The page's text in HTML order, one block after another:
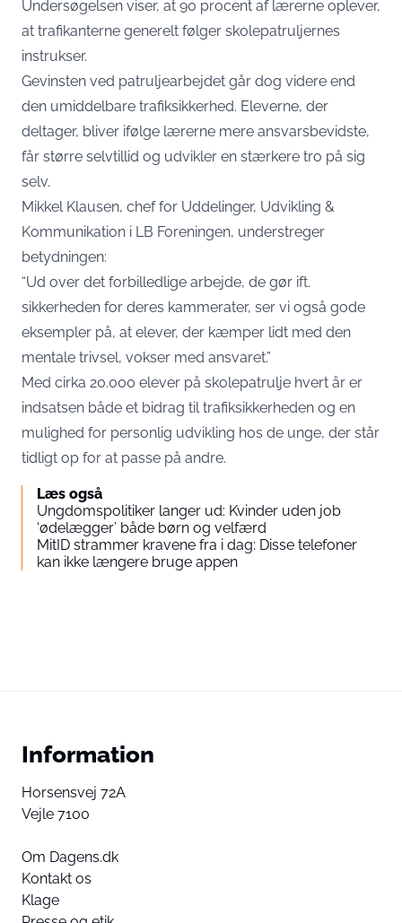
Undersøgelsen viser, at 90 procent af lærerne oplever,
at trafikanterne generelt følger skolepatruljernes
instrukser.
Gevinsten ved patruljearbejdet går dog videre end
den umiddelbare trafiksikkerhed. Eleverne, der
deltager, bliver ifølge lærerne mere ansvarsbevidste,
får større selvtillid og udvikler en stærkere tro på sig
selv.
Mikkel Klausen, chef for Uddelinger, Udvikling &
Kommunikation i LB Foreningen, understreger
betydningen:
“Ud over det forbilledlige arbejde, de gør ift.
sikkerheden for deres kammerater, ser vi også gode
eksempler på, at elever, der kæmper lidt med den
mentale trivsel, vokser med ansvaret.”
Med cirka 20.000 elever på skolepatrulje hvert år er
indsatsen både et bidrag til trafiksikkerheden og en
mulighed for personlig udvikling hos de unge, der står
tidligt op for at passe på andre.
Læs også
Ungdomspolitiker langer ud: Kvinder uden job
‘ødelægger’ både børn og velfærd
MitID strammer kravene fra i dag: Disse telefoner
kan ikke længere bruge appen
Information
Horsensvej 72A
Vejle 7100
Om Dagens.dk
Kontakt os
Klage